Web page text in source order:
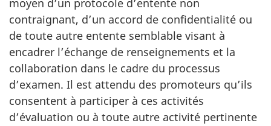
moyen d’un protocole d’entente non
contraignant, d’un accord de confidentialité ou
de toute autre entente semblable visant à
encadrer l’échange de renseignements et la
collaboration dans le cadre du processus
d’examen. Il est attendu des promoteurs qu’ils
consentent à participer à ces activités
d’évaluation ou à toute autre activité pertinente